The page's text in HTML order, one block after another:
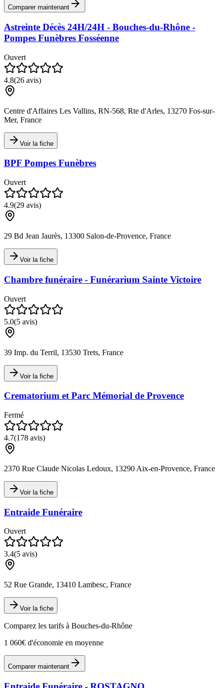
Comparer maintenant
Astreinte Décès 24H/24H - Bouches-du-Rhône -
Pompes Funèbres Fosséenne
Ouvert
4.8(26 avis)
Centre d'Affaires Les Vallins, RN-568, Rte d'Arles, 13270 Fos-sur-
Mer, France
Voir la fiche
BPF Pompes Funèbres
Ouvert
4.9(29 avis)
29 Bd Jean Jaurès, 13300 Salon-de-Provence, France
Voir la fiche
Chambre funéraire - Funérarium Sainte Victoire
Ouvert
5.0(5 avis)
39 Imp. du Terril, 13530 Trets, France
Voir la fiche
Crematorium et Parc Mémorial de Provence
Fermé
4.7(178 avis)
2370 Rue Claude Nicolas Ledoux, 13290 Aix-en-Provence, France
Voir la fiche
Entraide Funéraire
Ouvert
3.4(5 avis)
52 Rue Grande, 13410 Lambesc, France
Voir la fiche
Comparez les tarifs à Bouches-du-Rhône
1 060€ d'économie en moyenne
Comparer maintenant